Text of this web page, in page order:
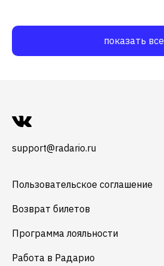
показать все
support@radario.ru
Пользовательское соглашение
Возврат билетов
Программа лояльности
Работа в Радарио